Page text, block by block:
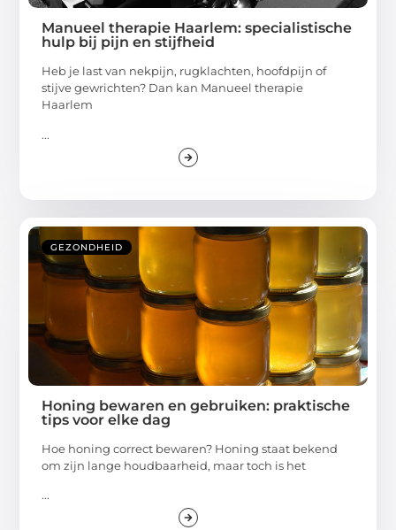
Manueel therapie Haarlem: specialistische
hulp bij pijn en stijfheid
Heb je last van nekpijn, rugklachten, hoofdpijn of
stijve gewrichten? Dan kan Manueel therapie
Haarlem
...
GEZONDHEID
Honing bewaren en gebruiken: praktische
tips voor elke dag
Hoe honing correct bewaren? Honing staat bekend
om zijn lange houdbaarheid, maar toch is het
...